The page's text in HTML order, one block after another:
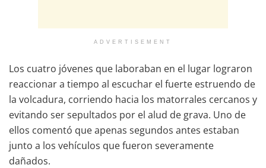
ADVERTISEMENT
Los cuatro jóvenes que laboraban en el lugar lograron
reaccionar a tiempo al escuchar el fuerte estruendo de
la volcadura, corriendo hacia los matorrales cercanos y
evitando ser sepultados por el alud de grava. Uno de
ellos comentó que apenas segundos antes estaban
junto a los vehículos que fueron severamente
dañados.